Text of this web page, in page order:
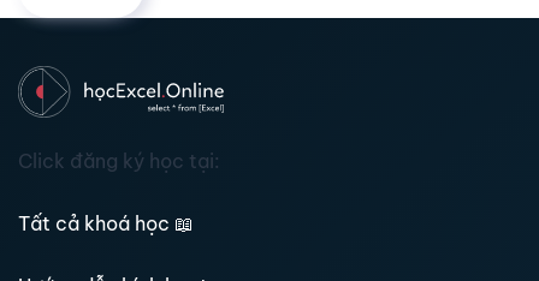
Click đăng ký học tại:
Tất cả khoá học 📖